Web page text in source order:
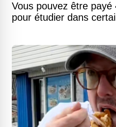
Vous pouvez être
pour étudier dans